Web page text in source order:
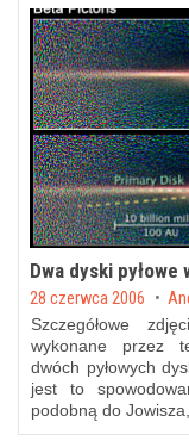
Dwa dyski
Posted on
28 czerwca 2006 by
Szczegółowe
wykonane przez
dwóch pyłowych
jest to
podobną do